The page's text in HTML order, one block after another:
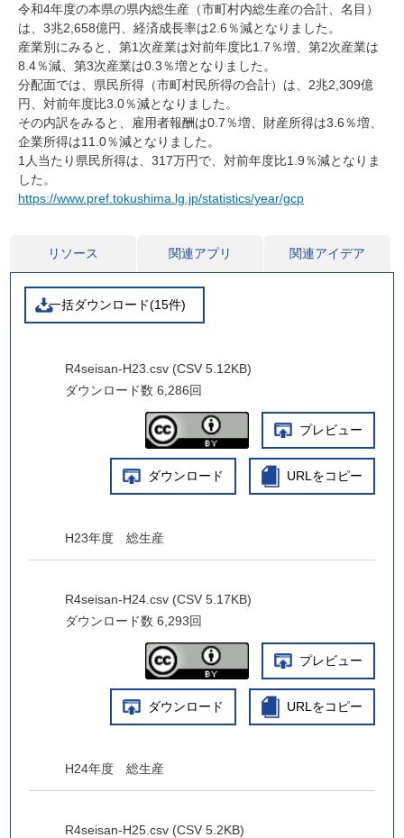
令和4年度の本県の県内総生産（市町村内総生産の合計、名目）
は、3兆2,658億円、経済成長率は2.6％減となりました。
産業別にみると、第1次産業は対前年度比1.7％増、第2次産業は
8.4％減、第3次産業は0.3％増となりました。
分配面では、県民所得（市町村民所得の合計）は、2兆2,309億
円、対前年度比3.0％減となりました。
その内訳をみると、雇用者報酬は0.7％増、財産所得は3.6％増、
企業所得は11.0％減となりました。
1人当たり県民所得は、317万円で、対前年度比1.9％減となりま
した。
https://www.pref.tokushima.lg.jp/statistics/year/gcp
リソース 関連アプリ 関連アイデア
一括ダウンロード(15件)
R4seisan-H23.csv (CSV 5.12KB)
ダウンロード数 6,286回
プレビュー
ダウンロード URLをコピー
H23年度 総生産
R4seisan-H24.csv (CSV 5.17KB)
ダウンロード数 6,293回
プレビュー
ダウンロード URLをコピー
H24年度 総生産
R4seisan-H25.csv (CSV 5.2KB)